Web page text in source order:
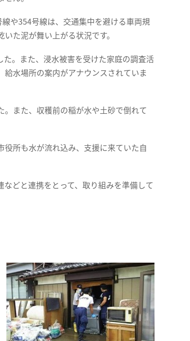
や354号線は、交通集中を避ける車両規
た泥が舞い上がる状況です。
。また、浸水被害を受けた家庭の調査活
水場所の案内がアナウンスされていま
また、収穫前の稲が水や土砂で倒れて
所も水が流れ込み、支援に来ていた自
どと連携をとって、取り組みを準備して